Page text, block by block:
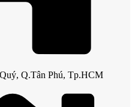
Q.Tân Phú, Tp.HCM